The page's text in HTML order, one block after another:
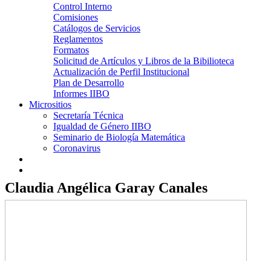
Control Interno
Comisiones
Catálogos de Servicios
Reglamentos
Formatos
Solicitud de Artículos y Libros de la Bibilioteca
Actualización de Perfil Institucional
Plan de Desarrollo
Informes IIBO
Micrositios
Secretaría Técnica
Igualdad de Género IIBO
Seminario de Biología Matemática
Coronavirus
Claudia Angélica Garay Canales